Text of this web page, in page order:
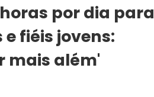
por dia para
fiéis jovens:
mais além'